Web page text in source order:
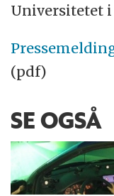
Universitetet i
(pdf)
SE OGSÅ